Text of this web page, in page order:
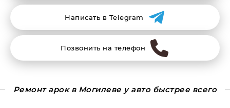
Написать в Telegram
Позвонить на телефон
Ремонт арок в Могилеве у авто быстрее всего